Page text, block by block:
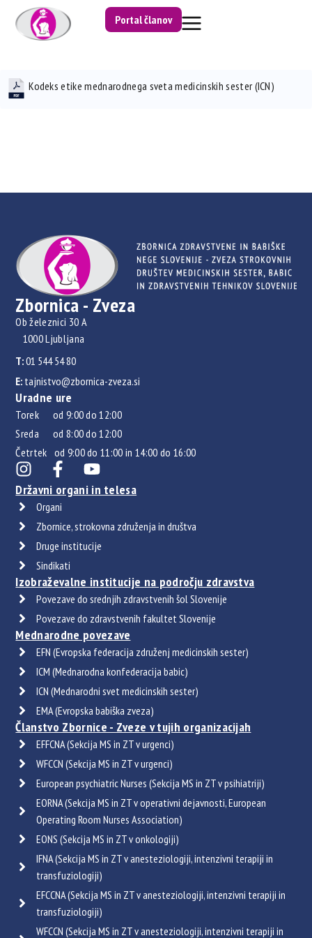
Portal članov
Kodeks etike mednarodnega sveta medicinskih sester (ICN)
Zbornica - Zveza
Ob železnici 30 A
1000 Ljubljana
T:01 544 54 80
E: tajnistvo@zbornica-zveza.si
Uradne ure
Torek od 9:00 do 12:00
Sreda od 8:00 do 12:00
Četrtek od 9:00 do 11:00 in 14:00 do 16:00
Državni organi in telesa
Organi
Zbornice, strokovna združenja in društva
Druge institucije
Sindikati
Izobraževalne institucije na področju zdravstva
Povezave do srednjih zdravstvenih šol Slovenije
Povezave do zdravstvenih fakultet Slovenije
Mednarodne povezave
EFN (Evropska federacija združenj medicinskih sester)
ICM (Mednarodna konfederacija babic)
ICN (Mednarodni svet medicinskih sester)
EMA (Evropska babiška zveza)
Članstvo Zbornice - Zveze v tujih organizacijah
EFFCNA (Sekcija MS in ZT v urgenci)
WFCCN (Sekcija MS in ZT v urgenci)
European psychiatric Nurses (Sekcija MS in ZT v psihiatriji)
EORNA (Sekcija MS in ZT v operativni dejavnosti, European
Operating Room Nurses Association)
EONS (Sekcija MS in ZT v onkologiji)
IFNA (Sekcija MS in ZT v anesteziologiji, intenzivni terapiji in
transfuziologiji)
EFCCNA (Sekcija MS in ZT v anesteziologiji, intenzivni terapiji in
transfuziologiji)
WFCCN (Sekcija MS in ZT v anesteziologiji, intenzivni terapiji in